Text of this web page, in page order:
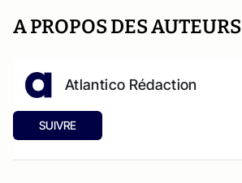
A PROPOS DES AUTEURS
Atlantico Rédaction
SUIVRE